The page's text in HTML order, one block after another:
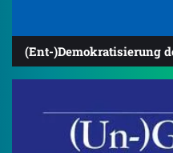
(Ent-)Demokratisierung